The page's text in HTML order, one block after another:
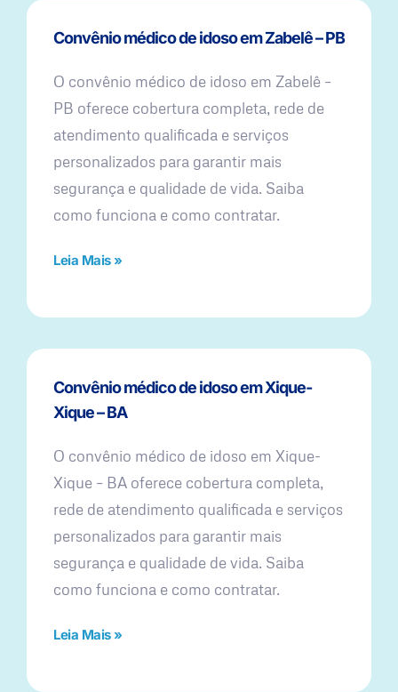
Convênio médico de idoso em Zabelê – PB
O convênio médico de idoso em Zabelê –
PB oferece cobertura completa, rede de
atendimento qualificada e serviços
personalizados para garantir mais
segurança e qualidade de vida. Saiba
como funciona e como contratar.
Leia Mais »
Convênio médico de idoso em Xique-
Xique – BA
O convênio médico de idoso em Xique-
Xique – BA oferece cobertura completa,
rede de atendimento qualificada e serviços
personalizados para garantir mais
segurança e qualidade de vida. Saiba
como funciona e como contratar.
Leia Mais »